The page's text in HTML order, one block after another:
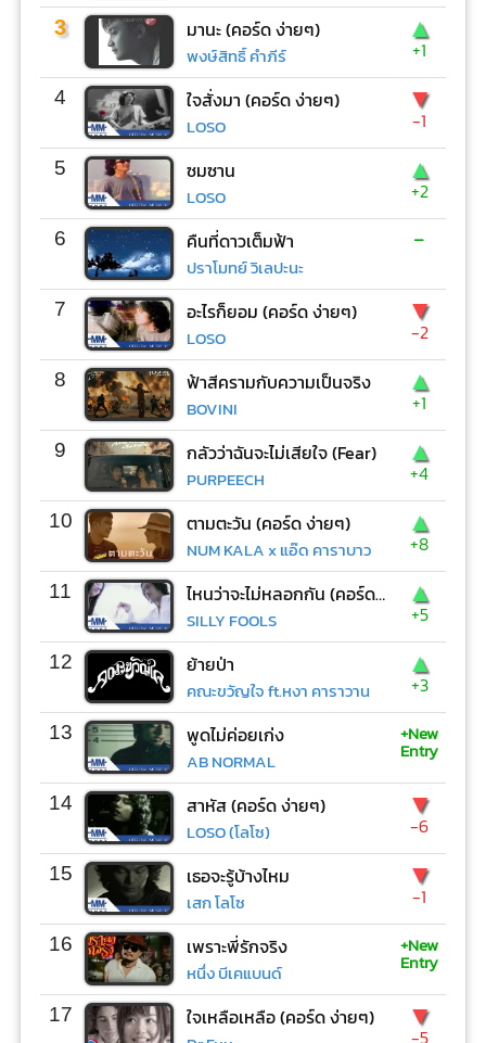
3 มานะ (คอร์ด ง่ายๆ)
พงษ์สิทธิ์ คำภีร์
▲
+1
4 ใจสั่งมา (คอร์ด ง่ายๆ)
LOSO
▼
-1
5 ซมซาน
LOSO
▲
+2
6 คืนที่ดาวเต็มฟ้า
ปราโมทย์ วิเลปะนะ
-
7 อะไรก็ยอม (คอร์ด ง่ายๆ)
LOSO
▼
-2
8 ฟ้าสีครามกับความเป็นจริง
BOVINI
▲
+1
9 กลัวว่าฉันจะไม่เสียใจ (Fear)
PURPEECH
▲
+4
10 ตามตะวัน (คอร์ด ง่ายๆ)
NUM KALA x แอ๊ด คาราบาว
▲
+8
11 ไหนว่าจะไม่หลอกกัน (คอร์ด ง่ายๆ)
SILLY FOOLS
▲
+5
12 ย้ายป่า
คณะขวัญใจ ft.หงา คาราวาน
▲
+3
13 พูดไม่ค่อยเก่ง
AB NORMAL
+New
Entry
14 สาหัส (คอร์ด ง่ายๆ)
LOSO (โลโซ)
▼
-6
15 เธอจะรู้บ้างไหม
เสก โลโซ
▼
-1
16 เพราะพี่รักจริง
หนึ่ง บีเคแบนด์
+New
Entry
17 ใจเหลือเหลือ (คอร์ด ง่ายๆ) ▼